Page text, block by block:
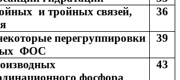
и тройных связей,
36
перегруппировки
ФОС
39
фосфора
43